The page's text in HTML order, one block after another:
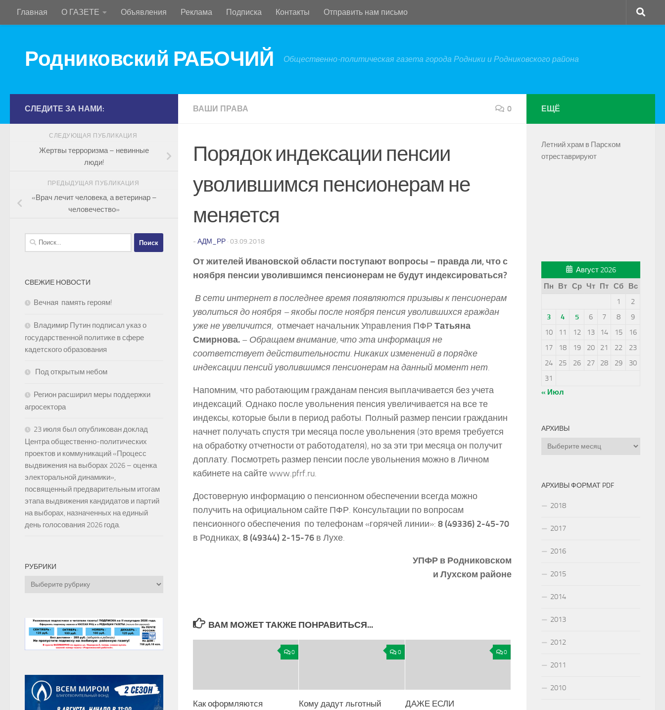
Перейти к содержимому
Главная О ГАЗЕТЕ Объявления Реклама Подписка Контакты Отправить нам письмо
Родниковский РАБОЧИЙ Общественно-политическая газета города Родники и Родниковского района
ВАШИ ПРАВА 0
Порядок индексации пенсии
уволившимся пенсионерам не
меняется
- АДМ_РР · 03.09.2018
От жителей Ивановской области поступают вопросы – правда ли, что с
ноября пенсии уволившимся пенсионерам не будут индексироваться?
­ В сети интернет в последнее время появляются призывы к пенсионерам
уволиться до ноября – якобы после ноября пенсия уволившихся граждан
уже не увеличится, ­ отмечает начальник Управления ПФР Татьяна
Смирнова. – Обращаем внимание, что эта информация не
соответствует действительности. Никаких изменений в порядке
индексации пенсий уволившимся пенсионерам на данный момент нет.
Напомним, что работающим гражданам пенсия выплачивается без учета
индексаций. Однако после увольнения пенсия увеличивается на все те
индексы, которые были в период работы. Полный размер пенсии гражданин
начнет получать спустя три месяца после увольнения (это время требуется
на обработку отчетности от работодателя), но за эти три месяца он получит
доплату. Посмотреть размер пенсии после увольнения можно в Личном
кабинете на сайте www.pfrf.ru.
Достоверную информацию о пенсионном обеспечении всегда можно
получить на официальном сайте ПФР. Консультации по вопросам
пенсионного обеспечения ­ по телефонам «горячей линии»: 8 (49336) 2-­45-­70
в Родниках, 8 (49344) 2-­15­-76 в Лухе.
УПФР в Родниковском
и Лухском районе
ВАМ МОЖЕТ ТАКЖЕ ПОНРАВИТЬСЯ...
0
Как оформляются
0
Кому дадут льготный
0
ДАЖЕ ЕСЛИ
СЛЕДИТЕ ЗА НАМИ:
СЛЕДУЮЩАЯ ПУБЛИКАЦИЯ
Жертвы терроризма – невинные
люди!
ПРЕДЫДУЩАЯ ПУБЛИКАЦИЯ
«Врач лечит человека, а ветеринар –
человечество»
Найти:
СВЕЖИЕ НОВОСТИ
Вечная память героям!
Владимир Путин подписал указ о
государственной политике в сфере
кадетского образования
Под открытым небом
Регион расширил меры поддержки
агросектора
23 июля был опубликован доклад
Центра общественно-политических
проектов и коммуникаций «Процесс
выдвижения на выборах 2026 – оценка
электоральной динамики»,
посвященный предварительным итогам
этапа выдвижения кандидатов и партий
на выборах, назначенных на единый
день голосования 2026 года.
РУБРИКИ
Рубрики
ЕЩЁ
Летний храм в Парском
отреставрируют
Август 2026
Пн
Вт Ср Чт Пт Сб
Вс
1
2
3
4 5 6 7 8
9
10
11 12 13 14 15
16
17
18 19 20 21 22
23
24
25 26 27 28 29
30
31
« Июл
АРХИВЫ
Архивы
АРХИВЫ ФОРМАТ PDF
2018
2017
2016
2015
2014
2013
2012
2011
2010